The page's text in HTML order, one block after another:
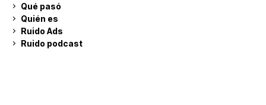
Qué pasó
Quién es
Ruido Ads
Ruido podcast